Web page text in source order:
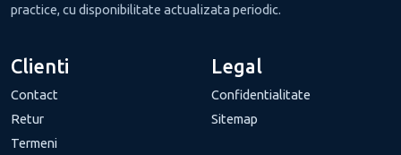
practice, cu disponibilitate actualizata periodic.
Clienti
Contact
Retur
Termeni
Legal
Confidentialitate
Sitemap